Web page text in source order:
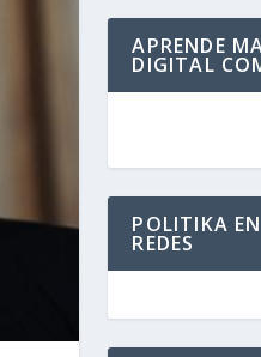
APRENDE
DIGITAL
POLITIKA
REDES